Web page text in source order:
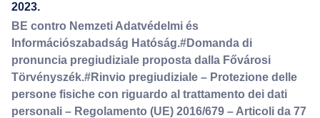
2023.
BE contro Nemzeti Adatvédelmi és
Információszabadság Hatóság.#Domanda di
pronuncia pregiudiziale proposta dalla Fővárosi
Törvényszék.#Rinvio pregiudiziale – Protezione delle
persone fisiche con riguardo al trattamento dei dati
personali – Regolamento (UE) 2016/679 – Articoli da 77